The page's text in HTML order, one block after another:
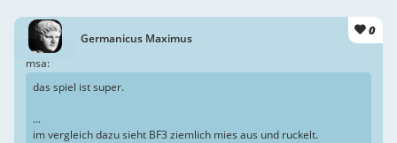
Germanicus Maximus
0
msa:
das spiel ist super.
...
im vergleich dazu sieht BF3 ziemlich mies aus und ruckelt.